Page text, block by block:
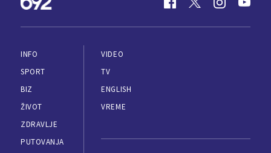
INFO
SPORT
BIZ
ŽIVOT
ZDRAVLJE
PUTOVANJA
VIDEO
TV
ENGLISH
VREME